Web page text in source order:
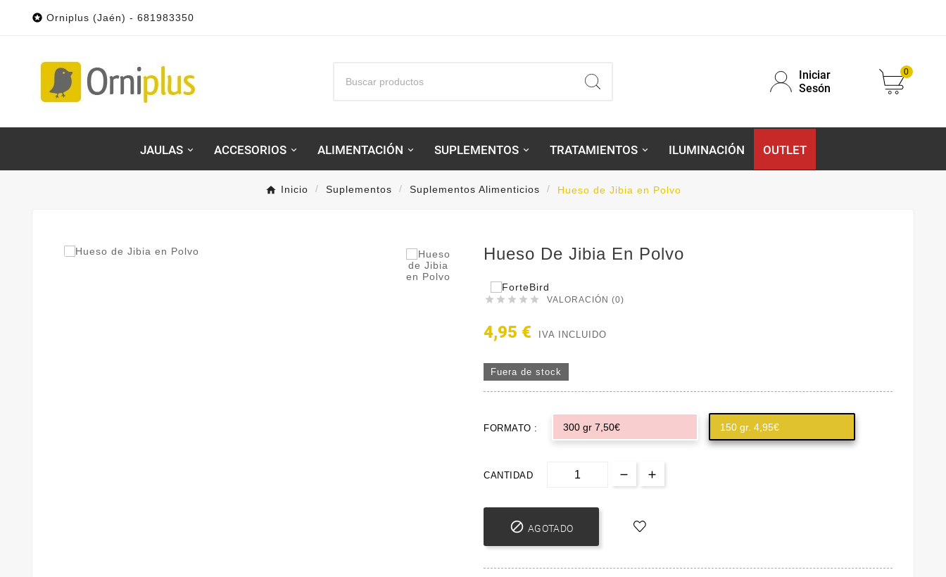
 Orniplus (Jaén) - 681983350
Iniciar
Sesón
0
JAULAS ACCESORIOS ALIMENTACIÓN SUPLEMENTOS TRATAMIENTOS ILUMINACIÓN OUTLET
Inicio Suplementos Suplementos Alimenticios Hueso de Jibia en Polvo
Hueso De Jibia En Polvo
     VALORACIÓN (0)
4,95 € IVA INCLUIDO
Fuera de stock
FORMATO : 300 gr 7,50€ 150 gr. 4,95€
CANTIDAD
 AGOTADO